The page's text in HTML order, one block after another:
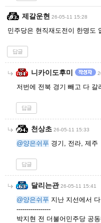
제갈운현 26-05-11 15:28
민주당은 현직재도전이 한명도
답글
니카이도후미
저번에 전북 경기 빼고 다 갈
답글
천상초 26-05-11 15:33
@양은쉬푸 경기, 전라, 제주
답글
달리는관 26-05-11 15:41
@양은쉬푸 지난 지선에서
-----------------
박지현 전 더불어민주당 공